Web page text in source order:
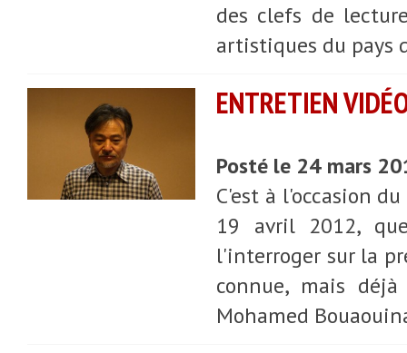
des clefs de
artistiques du pays
ENTRETIEN
Posté le 24 mars
C'est à l'occasion
19 avril 2012,
l'interroger sur la
connue, mais
Mohamed